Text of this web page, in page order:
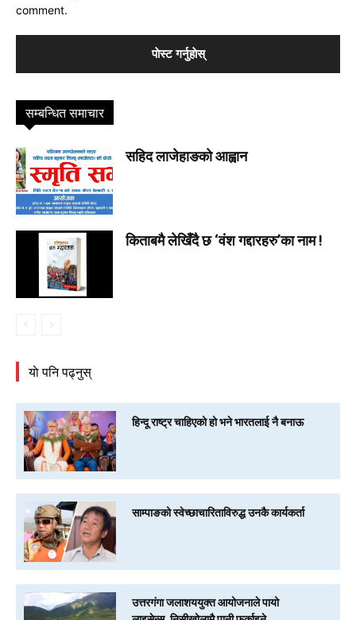
comment.
सम्बन्धित समाचार
सहिद लाजेहाङको आह्वान
किताबमै लेखिँदै छ ‘वंश गद्दारहरु’का नाम !
याे पनि पढ्नुस्
हिन्दू राष्ट्र चाहिएको हो भने भारतलाई नै बनाऊ
साम्पाङको स्वेच्छाचारिताविरुद्ध उनकै कार्यकर्ता
उत्तरगंगा जलाशययुक्त आयोजनाले पायो